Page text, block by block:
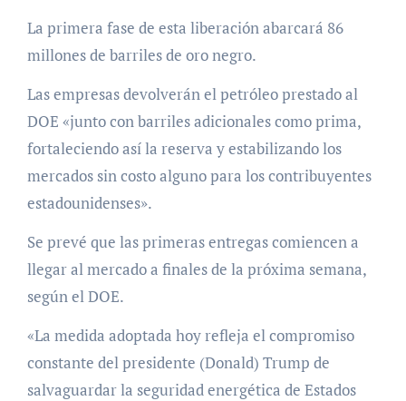
La primera fase de esta liberación abarcará 86
millones de barriles de oro negro.
Las empresas devolverán el petróleo prestado al
DOE «junto con barriles adicionales como prima,
fortaleciendo así la reserva y estabilizando los
mercados sin costo alguno para los contribuyentes
estadounidenses».
Se prevé que las primeras entregas comiencen a
llegar al mercado a finales de la próxima semana,
según el DOE.
«La medida adoptada hoy refleja el compromiso
constante del presidente (Donald) Trump de
salvaguardar la seguridad energética de Estados